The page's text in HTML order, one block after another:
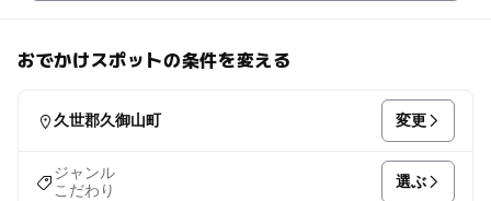
おでかけスポットの条件を変える
久世郡久御山町 変更
ジャンル
こだわり
選ぶ